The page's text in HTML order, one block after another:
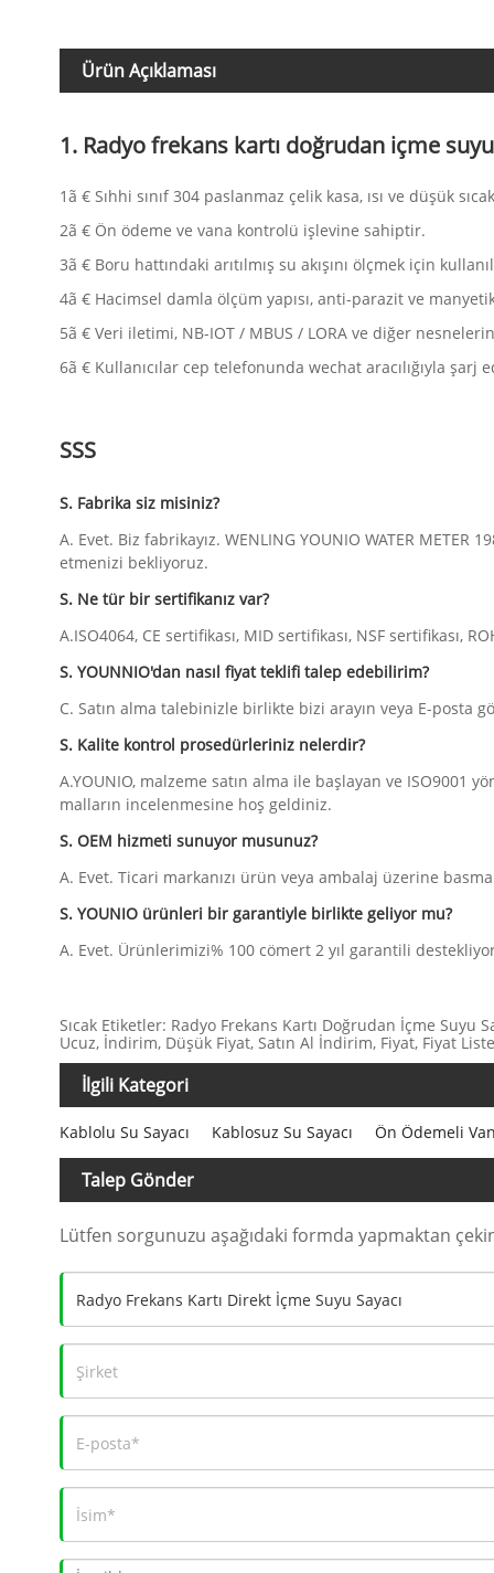
Ürün Açıklaması
1. Radyo frekans kartı doğrudan içme
1ã € Sıhhi sınıf 304 paslanmaz çelik kasa, ısı ve düşük
2ã € Ön ödeme ve vana kontrolü işlevine sahiptir.
3ã € Boru hattındaki arıtılmış su akışını ölçmek için
4ã € Hacimsel damla ölçüm yapısı, anti-parazit ve
5ã € Veri iletimi, NB-IOT / MBUS / LORA ve diğer
6ã € Kullanıcılar cep telefonunda wechat aracılığıyla şarj
SSS
S. Fabrika siz misiniz?
A. Evet. Biz fabrikayız. WENLING YOUNIO WATER
etmenizi bekliyoruz.
S. Ne tür bir sertifikanız var?
A.ISO4064, CE sertifikası, MID sertifikası, NSF sertifikası,
S. YOUNNIO'dan nasıl fiyat teklifi talep edebilirim?
C. Satın alma talebinizle birlikte bizi arayın veya E-posta
S. Kalite kontrol prosedürleriniz nelerdir?
A.YOUNIO, malzeme satın alma ile başlayan ve
malların incelenmesine hoş geldiniz.
S. OEM hizmeti sunuyor musunuz?
A. Evet. Ticari markanızı ürün veya ambalaj üzerine
S. YOUNIO ürünleri bir garantiyle birlikte geliyor mu?
A. Evet. Ürünlerimizi% 100 cömert 2 yıl garantili
Sıcak Etiketler: Radyo Frekans Kartı Doğrudan İçme Suyu
Ucuz, İndirim, Düşük Fiyat, Satın Al İndirim, Fiyat, Fiyat
İlgili Kategori
Kablolu Su Sayacı Kablosuz Su Sayacı Ön Ödemeli
Talep Gönder
Lütfen sorgunuzu aşağıdaki formda yapmaktan